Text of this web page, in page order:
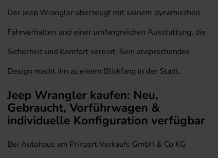
Der Jeep Wrangler überzeugt mit seinem dynamischen
Fahrverhalten und einer umfangreichen Ausstattung, die
Sicherheit und Komfort vereint. Sein ansprechendes
Design macht ihn zu einem Blickfang in der Stadt.
Jeep Wrangler kaufen: Neu,
Gebraucht, Vorführwagen &
individuelle Konfiguration verfügbar
Bei Autohaus am Prinzert Verkaufs GmbH & Co KG